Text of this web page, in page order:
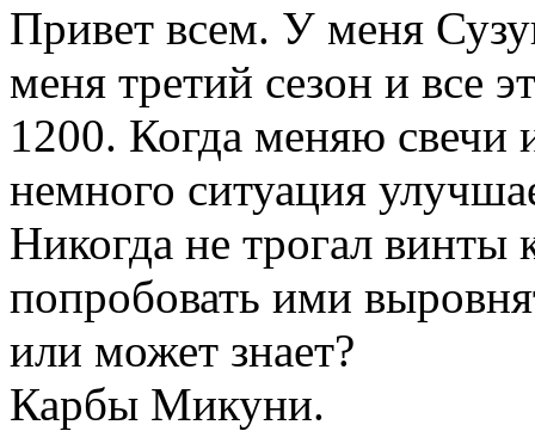
Привет всем. У меня
меня третий сезон и все
1200. Когда меняю
немного ситуация
Никогда не трогал винты
попробовать ими
или может знает?
Карбы Микуни.